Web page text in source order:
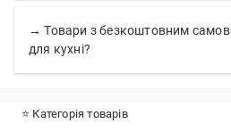
→ Товари з безкоштовним
для кухні?
⭐ Категорія товарів